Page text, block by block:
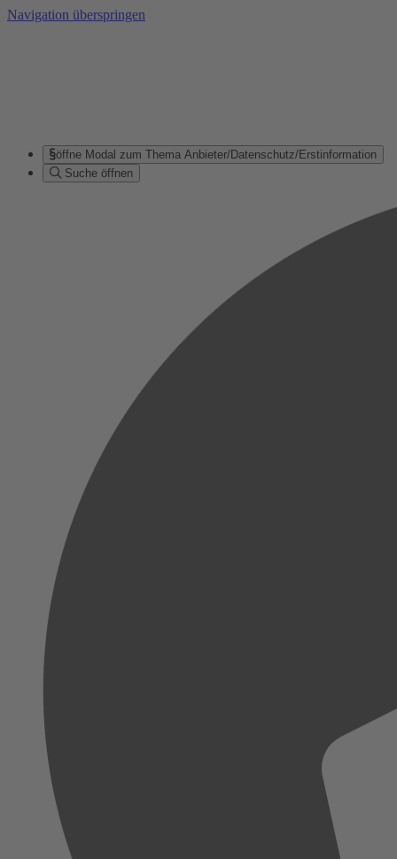
Navigation überspringen
öffne Modal zum Thema Anbieter/Datenschutz/Erstinformation
Suche öffnen